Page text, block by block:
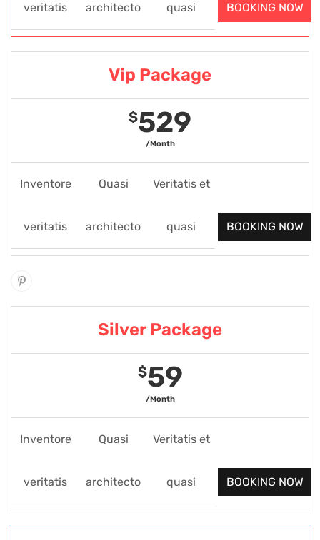
veritatis architecto quasi BOOKING NOW
Vip Package
$529
/Month
Inventore
veritatis
Quasi
architecto
Veritatis et
quasi BOOKING NOW
Silver Package
$59
/Month
Inventore
veritatis
Quasi
architecto
Veritatis et
quasi BOOKING NOW